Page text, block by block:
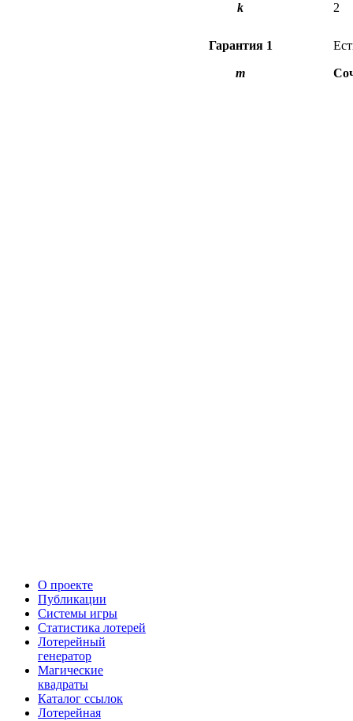
О проекте
Публикации
Системы игры
Статистика лотерей
Лотерейный
генератор
Магические
квадраты
Каталог ссылок
Лотерейная
k
2
Гарантия 1
m